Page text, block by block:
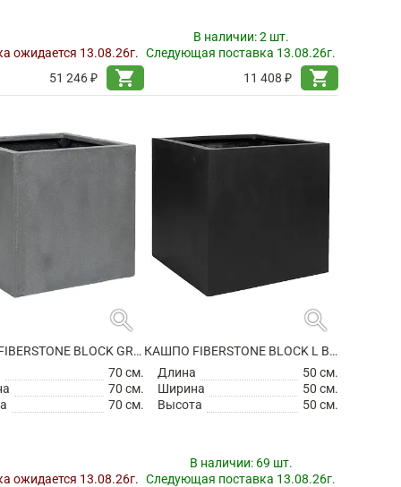
ожидается 13.08.26г.
51 246 ₽
shopping_cart
В наличии:2 шт.
Следующая поставка 13.08.26г.
11 408 ₽
shopping_cart
search
КАШПО FIBERSTONE BLOCK GREY XXL
70 см.
70 см.
70 см.
ожидается 13.08.26г.
search
КАШПО FIBERSTONE BLOCK L BLACK
Длина
50 см.
Ширина
50 см.
Высота
50 см.
В наличии: 69 шт.
Следующая поставка 13.08.26г.